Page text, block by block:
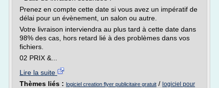
Prenez en compte cette date si vous avez un impératif de
délai pour un évènement, un salon ou autre.
Votre livraison interviendra au plus tard à cette date dans
98% des cas, hors retard lié à des problèmes dans vos
fichiers.
02 PRIX &...
Lire la suite
Thèmes liés : logiciel creation flyer publicitaire gratuit / logiciel pour